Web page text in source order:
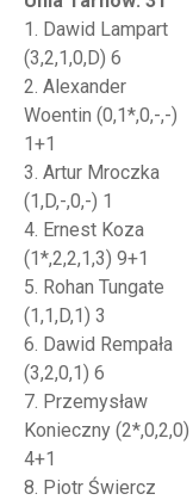
1. Dawid Lampart
(3,2,1,0,D) 6
2. Alexander
Woentin (0,1*,0,-,-)
1+1
3. Artur Mroczka
(1,D,-,0,-) 1
4. Ernest Koza
(1*,2,2,1,3) 9+1
5. Rohan Tungate
(1,1,D,1) 3
6. Dawid Rempała
(3,2,0,1) 6
7. Przemysław
Konieczny (2*,0,2,0)
4+1
8. Piotr Świercz